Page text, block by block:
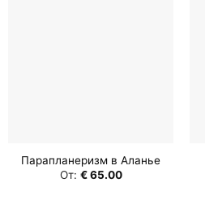
Парапланеризм в Аланье
От: €65.00